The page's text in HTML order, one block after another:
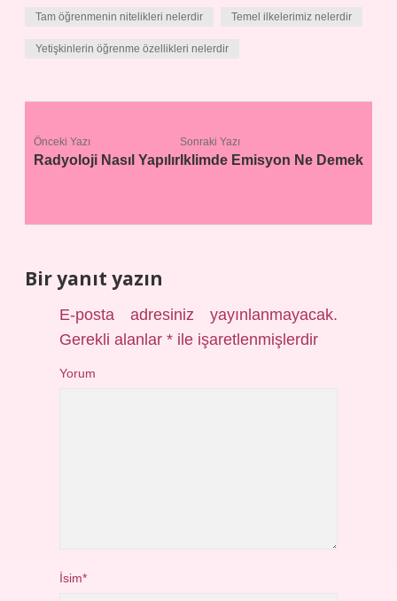
Tam öğrenmenin nitelikleri nelerdir Temel ilkelerimiz nelerdir
Yetişkinlerin öğrenme özellikleri nelerdir
Önceki Yazı
Radyoloji Nasıl Yapılır
Sonraki Yazı
Iklimde Emisyon Ne Demek
Bir yanıt yazın
E-posta adresiniz yayınlanmayacak.
Gerekli alanlar* ile işaretlenmişlerdir
Yorum
İsim*